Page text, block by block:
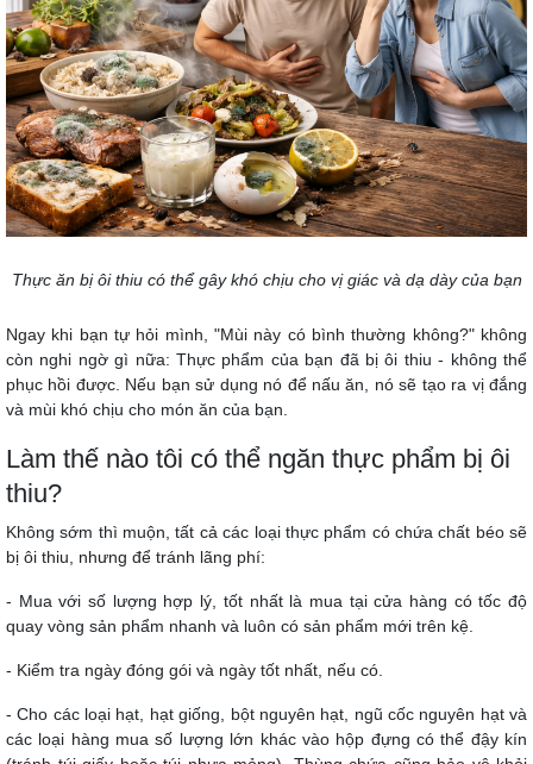
Thực ăn bị ôi thiu có thể gây khó chịu cho vị giác và dạ dày của bạn
Ngay khi bạn tự hỏi mình, "Mùi này có bình thường không?" không
còn nghi ngờ gì nữa: Thực phẩm của bạn đã bị ôi thiu - không thể
phục hồi được. Nếu bạn sử dụng nó để nấu ăn, nó sẽ tạo ra vị đắng
và mùi khó chịu cho món ăn của bạn.
Làm thế nào tôi có thể ngăn thực phẩm bị ôi
thiu?
Không sớm thì muộn, tất cả các loại thực phẩm có chứa chất béo sẽ
bị ôi thiu, nhưng để tránh lãng phí:
- Mua với số lượng hợp lý, tốt nhất là mua tại cửa hàng có tốc độ
quay vòng sản phẩm nhanh và luôn có sản phẩm mới trên kệ.
- Kiểm tra ngày đóng gói và ngày tốt nhất, nếu có.
- Cho các loại hạt, hạt giống, bột nguyên hạt, ngũ cốc nguyên hạt và
các loại hàng mua số lượng lớn khác vào hộp đựng có thể đậy kín